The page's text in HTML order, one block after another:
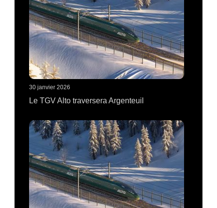
30 janvier 2026
Le TGV Alto traversera Argenteuil